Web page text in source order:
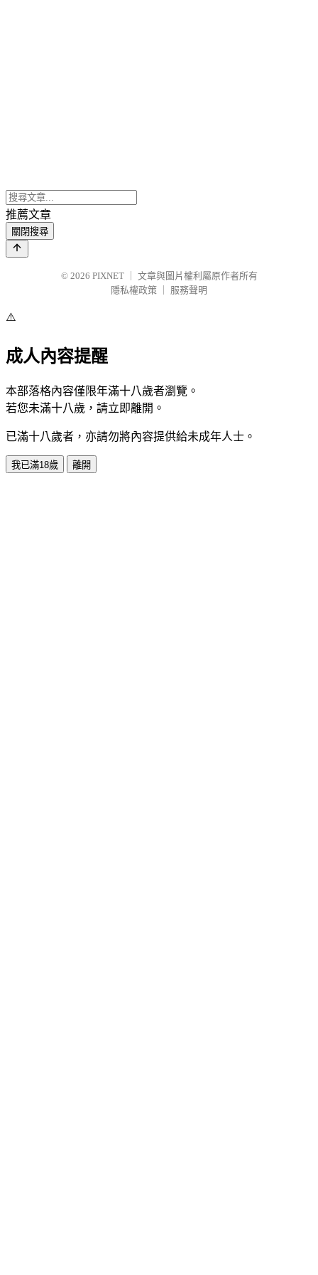
推薦文章
關閉搜尋
© 2026 PIXNET
文章與圖片權利屬原作者所有
隱私權政策
服務聲明
⚠️
成人內容提醒
本部落格內容僅限年滿十八歲者瀏覽。
若您未滿十八歲，請立即離開。
已滿十八歲者，亦請勿將內容提供給未成年人士。
我已滿18歲 離開